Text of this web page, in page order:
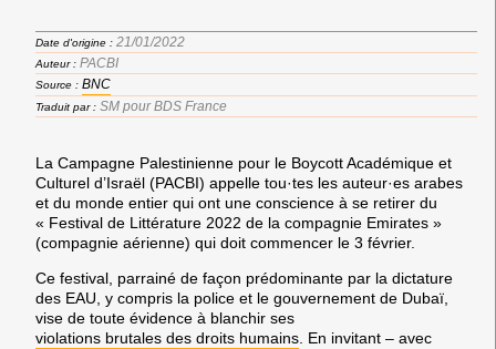
Date d'origine : 21/01/2022
Auteur : PACBI
Source : BNC
Traduit par : SM pour BDS France
La Campagne Palestinienne pour le Boycott Académique et
Culturel d’Israël (PACBI) appelle tou·tes les auteur·es arabes
et du monde entier qui ont une conscience à se retirer du
« Festival de Littérature 2022 de la compagnie Emirates »
(compagnie aérienne) qui doit commencer le 3 février.
Ce festival, parrainé de façon prédominante par la dictature
des EAU, y compris la police et le gouvernement de Dubaï,
vise de toute évidence à blanchir ses
violations brutales des droits humains. En invitant – avec